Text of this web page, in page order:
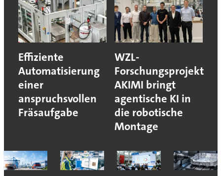
Effiziente
Automatisierung
einer
anspruchsvollen
Fräsaufgabe
WZL-
Forschungsprojekt
AKIMI bringt
agentische KI in
die robotische
Montage